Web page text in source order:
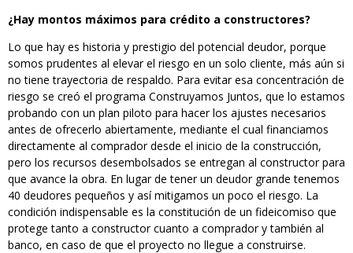
¿Hay montos máximos para crédito a constructores?
Lo que hay es historia y prestigio del potencial deudor, porque
somos prudentes al elevar el riesgo en un solo cliente, más aún si
no tiene trayectoria de respaldo. Para evitar esa concentración de
riesgo se creó el programa Construyamos Juntos, que lo estamos
probando con un plan piloto para hacer los ajustes necesarios
antes de ofrecerlo abiertamente, mediante el cual financiamos
directamente al comprador desde el inicio de la construcción,
pero los recursos desembolsados se entregan al constructor para
que avance la obra. En lugar de tener un deudor grande tenemos
40 deudores pequeños y así mitigamos un poco el riesgo. La
condición indispensable es la constitución de un fideicomiso que
protege tanto a constructor cuanto a comprador y también al
banco, en caso de que el proyecto no llegue a construirse.